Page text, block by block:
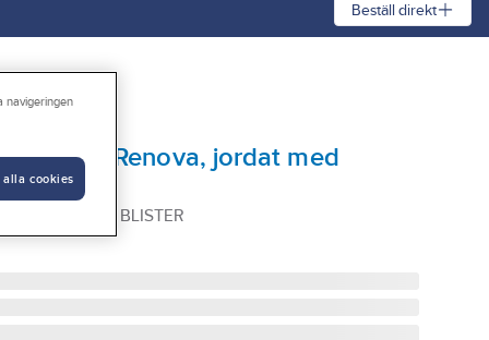
Beställ direkt
2-vägs, Renova, jordat med
RENOVA VIT BLISTER
navigeringen
alla cookies